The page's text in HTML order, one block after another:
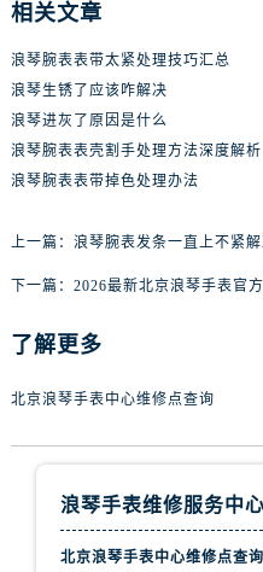
相关文章
浪琴腕表表带太紧处理技巧汇总
浪琴生锈了应该咋解决
浪琴进灰了原因是什么
浪琴腕表表壳割手处理方法深度解析
浪琴腕表表带掉色处理办法
上一篇： 浪琴腕表发条一直上不紧
下一篇： 2026最新北京浪琴手表官
了解更多
北京浪琴手表中心维修点查询
浪琴手表维修服务中心
北京浪琴手表中心维修点查